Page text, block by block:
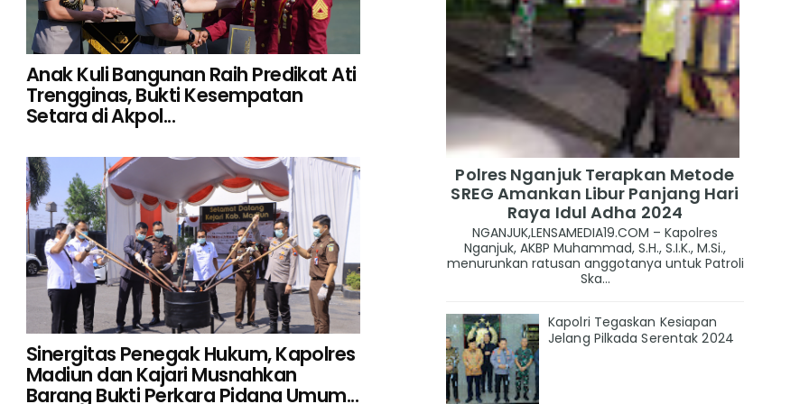
Anak Kuli Bangunan Raih Predikat Ati
Trengginas, Bukti Kesempatan
Setara di Akpol...
Sinergitas Penegak Hukum, Kapolres
Madiun dan Kajari Musnahkan
Barang Bukti Perkara Pidana Umum...
Polres Nganjuk Terapkan Metode
SREG Amankan Libur Panjang Hari
Raya Idul Adha 2024
NGANJUK,LENSAMEDIA19.COM – Kapolres
Nganjuk, AKBP Muhammad, S.H., S.I.K., M.Si.,
menurunkan ratusan anggotanya untuk Patroli
Ska...
Kapolri Tegaskan Kesiapan
Jelang Pilkada Serentak 2024